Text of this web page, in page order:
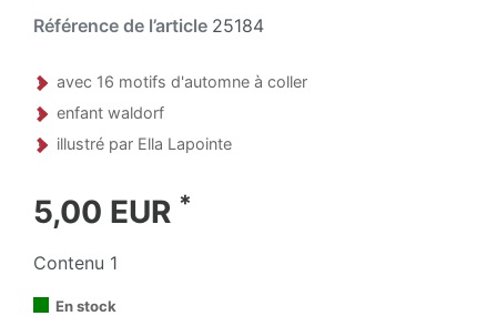
Référence de l’article 25184
avec 16 motifs d'automne à coller
enfant waldorf
illustré par Ella Lapointe
5,00 EUR *
Contenu 1
En stock